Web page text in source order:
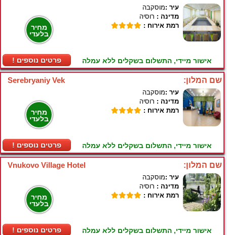
מחיר
בלעדי
! פרטים נוספים
עיר :מוסקבה
מדינה : רוסיה
רמת אירוח :
אישור מיידי, התשלום בשקלים ללא עמלה
Serebryaniy Vek שם המלון:
מחיר
בלעדי
! פרטים נוספים
עיר :מוסקבה
מדינה : רוסיה
רמת אירוח :
אישור מיידי, התשלום בשקלים ללא עמלה
Vnukovo Village Hotel שם המלון:
מחיר
בלעדי
! פרטים נוספים
עיר :מוסקבה
מדינה : רוסיה
רמת אירוח :
אישור מיידי, התשלום בשקלים ללא עמלה